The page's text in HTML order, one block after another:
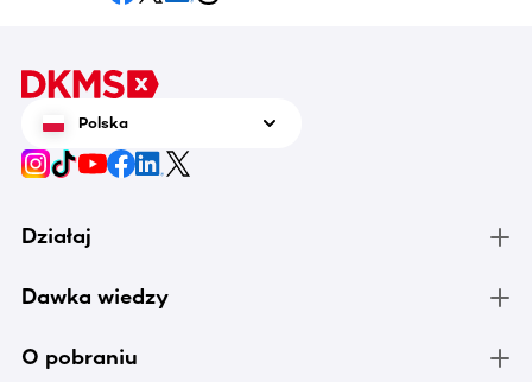
Polska
Działaj
Dawka wiedzy
O pobraniu